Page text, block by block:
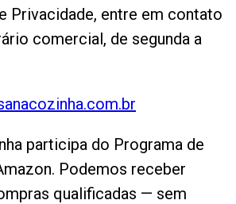
Privacidade, entre em contato
comercial, de segunda a
participa do Programa de
Podemos receber
qualificadas — sem